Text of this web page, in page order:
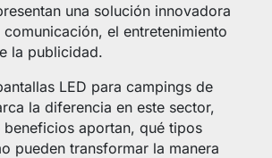
una solución innovadora
el entretenimiento
la publicidad.
LED para campings de
la diferencia en este sector,
beneficios aportan, qué tipos
pueden transformar la manera